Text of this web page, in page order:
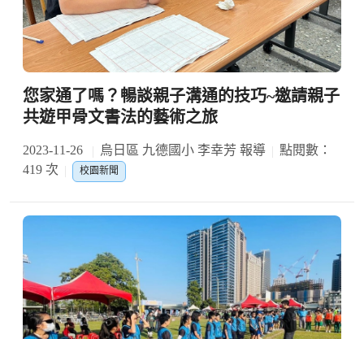
您家通了嗎？暢談親子溝通的技巧~邀請親子
共遊甲骨文書法的藝術之旅
2023-11-26 烏日區 九德國小 李幸芳 報導
點閱數：
419 次
校園新聞